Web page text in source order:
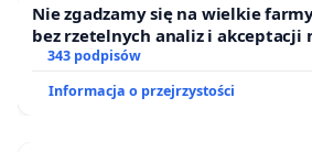
Nie zgadzamy się na wielkie
bez rzetelnych analiz i akceptacji
343 podpisów
Informacja o przejrzystości